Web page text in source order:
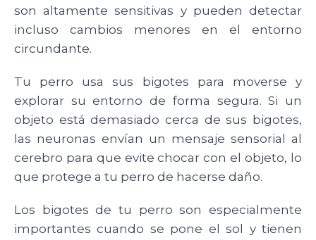
son altamente sensitivas y pueden detectar
incluso cambios menores en el entorno
circundante.
Tu perro usa sus bigotes para moverse y
explorar su entorno de forma segura. Si un
objeto está demasiado cerca de sus bigotes,
las neuronas envían un mensaje sensorial al
cerebro para que evite chocar con el objeto, lo
que protege a tu perro de hacerse daño.
Los bigotes de tu perro son especialmente
importantes cuando se pone el sol y tienen